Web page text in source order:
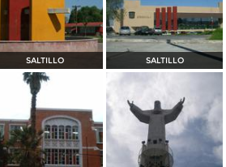
SALTILLO SALTILLO